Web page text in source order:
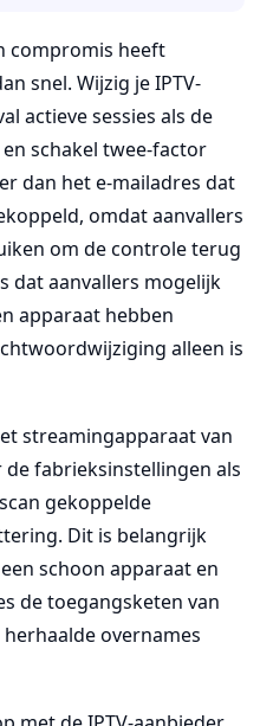
compromis heeft
snel. Wijzig je IPTV-
actieve sessies als de
schakel twee-factor
dan het e-mailadres dat
omdat aanvallers
om de controle terug
dat aanvallers mogelijk
apparaat hebben
alleen is
streamingapparaat van
fabrieksinstellingen als
gekoppelde
Dit is belangrijk
schoon apparaat en
de toegangsketen van
overnames